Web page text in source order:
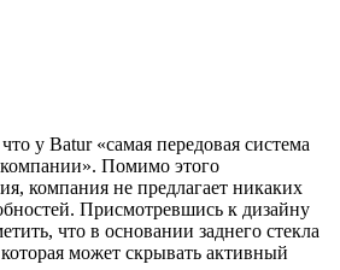
у Batur «самая передовая система
Помимо этого
компания не предлагает никаких
Присмотревшись к дизайну
что в основании заднего стекла
которая может скрывать активный